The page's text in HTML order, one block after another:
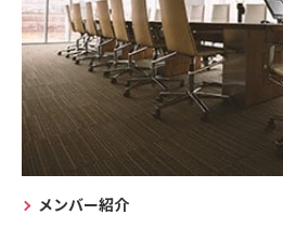
メンバー紹介